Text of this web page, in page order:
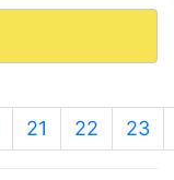
21 22 23